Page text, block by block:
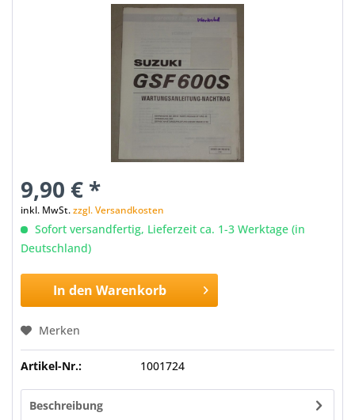
9,90 € *
inkl. MwSt.zzgl. Versandkosten
Sofort versandfertig, Lieferzeit ca. 1-3 Werktage (in
Deutschland)
In den Warenkorb
Merken
Artikel-Nr.: 1001724
Beschreibung